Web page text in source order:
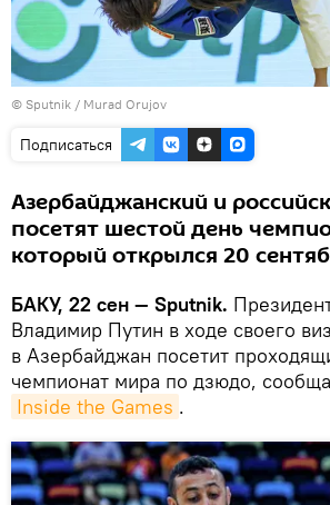
© Sputnik / Murad Orujov
Подписаться
Азербайджанский и
посетят шестой день
который открылся 20
БАКУ, 22 сен — Sputnik.
Владимир Путин в ходе своего
в Азербайджан посетит
чемпионат мира по дзюдо,
Inside the Games .